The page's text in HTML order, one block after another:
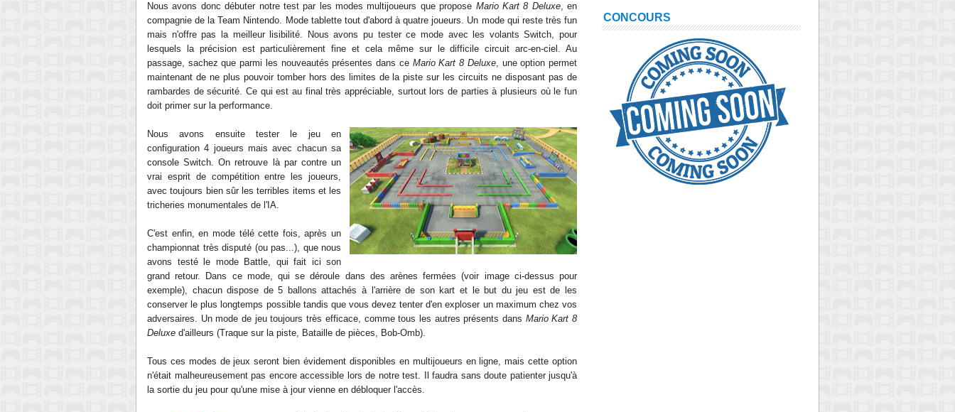
Nous avons donc débuter notre test par les modes multijoueurs que propose Mario Kart 8 Deluxe, en
compagnie de la Team Nintendo. Mode tablette tout d'abord à quatre joueurs. Un mode qui reste très fun
mais n'offre pas la meilleur lisibilité. Nous avons pu tester ce mode avec les volants Switch, pour
lesquel s la précision est particulièrement fine et cela même sur l edifficile circuit arc-en-ciel . Au
passage, sachez que parmi les nouveautés présentes dans ce Mario Kart 8 Deluxe, une option permet
maintenant de ne plus pouvoir tomber hors des limites de la piste sur les circuits ne disposant pas de
rambardes de sécurité. Ce qui est au final très appréciable, surtout lors de parties à plusieurs où le fun
doit primer sur la performance.
Nous avons ensuite tester le jeu en
configuration 4 joueurs mais avec chacun sa
console Switch. On retrouve là par contre un
vrai esprit de compétition entre les joueurs,
avec toujours bien sûr les terribles items et les
tricheries monumentales de l ' IA.
C'est enfin, en mode télé cette fois, après un
championnat très disputé (ou pas...), que nous
avons testé le mode Battle, qui fait ici son
grand retour. Dans ce mode, qui se déroule dans des arènes fermées (voir image ci-dessus pour
exemple), chacun dispose de 5 ballons attachés à l'arrière de son kart et le but du jeu est de les
conserver le plus longtemps possible tandis que vous devez tenter d'en exploser un maximum chez vos
adversaires. Un mode de jeu toujours très efficace, comme tous les autres présents dans Mario Kart 8
Deluxe d'ailleurs (Traque sur la piste, Bataille de pièces, Bob-Omb).
Tous ces modes de jeux seront bien évidement disponibles en multijoueurs en ligne, mais cette option
n'était malheureusement pas encore accessible lors de notre test. Il faudra sans doute patienter jusqu'à
la sortie du jeu pour qu'une mise à jour vienne en débloquer l'accès.
CONCOURS